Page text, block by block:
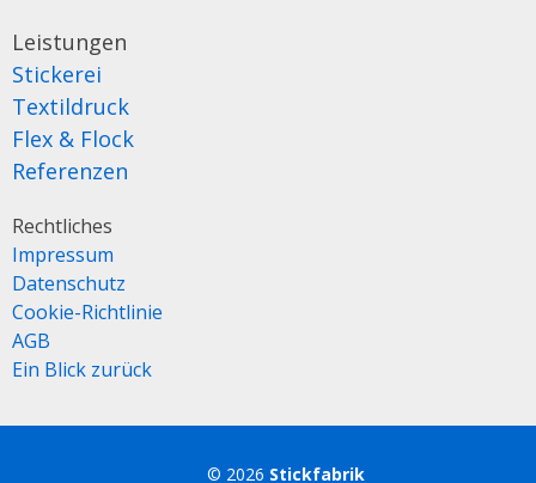
Leistungen
Stickerei
Textildruck
Flex & Flock
Referenzen
Rechtliches
Impressum
Datenschutz
Cookie-Richtlinie
AGB
Ein Blick zurück
© 2026 Stickfabrik